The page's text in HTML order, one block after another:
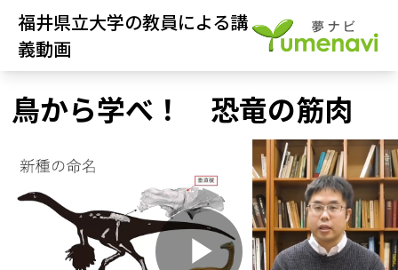
福井県立大学の教員による講
義動画
鳥から学べ！ 恐竜の筋肉